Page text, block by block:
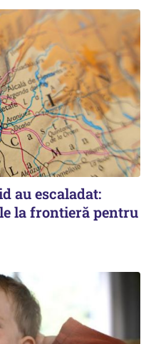
au escaladat:
la frontieră pentru